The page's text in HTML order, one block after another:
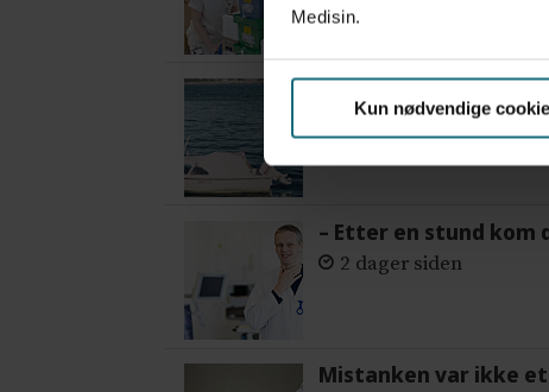
Medisin.
Kun nødvendige
Var alene på vakt i
1 dag siden
– Etter en stund kom
2 dager siden
Mistanken var ikke